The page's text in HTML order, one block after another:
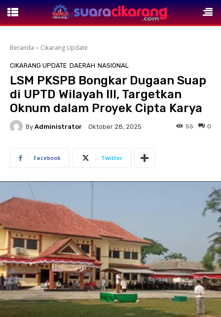
Beranda Cikarang Update
CIKARANG UPDATE DAERAH NASIONAL
LSM PKSPB Bongkar Dugaan Suap
di UPTD Wilayah III, Targetkan
Oknum dalam Proyek Cipta Karya
By Administrator Oktober 28, 2025 0
55
Facebook Twitter